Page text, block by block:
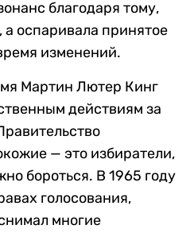
благодаря тому,
а оспаривала принятое
изменений.
Мартин Лютер Кинг
действиям за
— это избиратели,
бороться. В 1965 году
голосования,
многие